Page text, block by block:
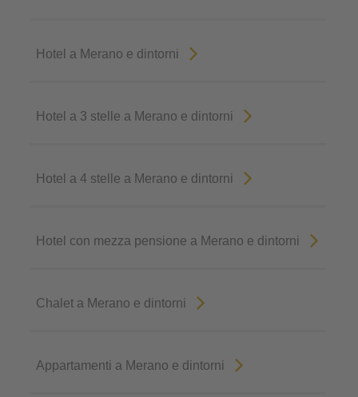
Hotel a Merano e dintorni
Hotel a 3 stelle a Merano e dintorni
Hotel a 4 stelle a Merano e dintorni
Hotel con mezza pensione a Merano e dintorni
Chalet a Merano e dintorni
Appartamenti a Merano e dintorni